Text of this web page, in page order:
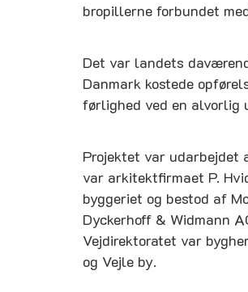
bropillerne forbundet
Det var landets
Danmark kostede
førlighed ved en alvorlig
Projektet var udarbejdet
var arkitektfirmaet P.
byggeriet og bestod af
Dyckerhoff & Widmann
Vejdirektoratet var
og Vejle by.